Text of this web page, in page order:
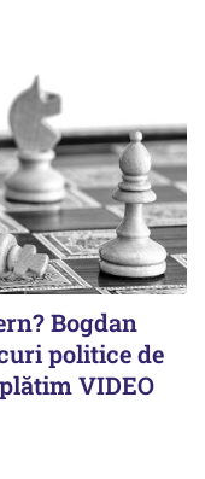
Bogdan
politice de
VIDEO